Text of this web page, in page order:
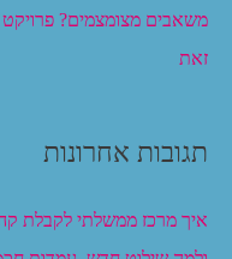
משאבים מצומצמים?
זאת
תגובות אחרונות
איך מרכז ממשלתי לקבלת